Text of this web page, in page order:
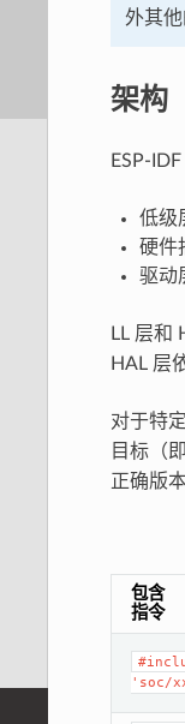
外其
架构
ESP-
低级
硬件
驱动
LL 层和
HAL 层
对于特
目标（
正确版
包含
指令
'soc/